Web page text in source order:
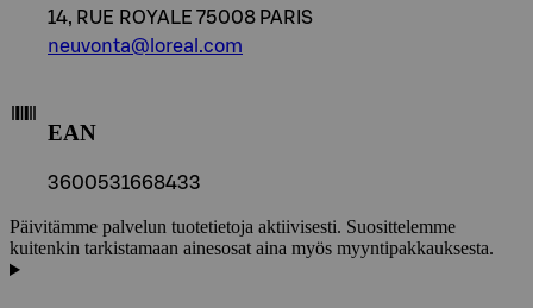
14, RUE ROYALE 75008 PARIS
neuvonta@loreal.com
EAN
3600531668433
Päivitämme palvelun tuotetietoja aktiivisesti. Suosittelemme
kuitenkin tarkistamaan ainesosat aina myös myyntipakkauksesta.